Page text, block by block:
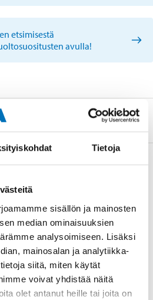
Tietoja
sisällön ja mainosten
median ominaisuuksien
analysoimiseen. Lisäksi
mainosalan ja analytiikka-
siitä, miten käytät
voivat yhdistää näitä
olet antanut heille tai joita on
etsimisestä
avulla!
& Nouda
tavaratalosta jo 2 tunnin kuluttua!
LUE LISÄÄ
ostivat myös